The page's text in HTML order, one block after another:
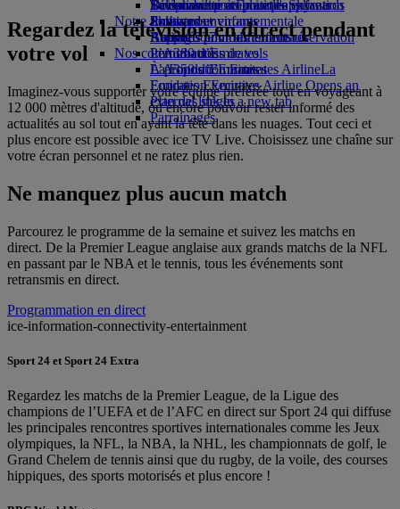
Boissons
Notre flotte
Boeing 777
L’A380 d’Emirates
L’A350 d’Emirates
Emirates Executive
Plan des sièges
Divertissements pour les enfants
Jouets pour enfants
Activités pour les enfants
La durabilité en pratique
Politique environnementale
Rapports environnementaux
Nos communautés
La Fondation Emirates AirlineLa
Fondation Emirates Airline Opens an
external link in a new tab
Parrainages
Se connecter à Emirates Skywards
Skywards+
Téléphone portable et l'application
Emirates
Annuler ou modifier une réservation
Perturbations de vols
À propos d’Emirates
Regardez la télévision en direct pendant
votre vol
Imaginez-vous supporter votre équipe préférée tout en voyageant à
12 000 mètres d'altitude, ou encore pouvoir rester informé des
actualités au sol tout en ayant la tête dans les nuages. Tout ceci et
plus encore est possible avec ice TV Live. Choisissez une chaîne sur
votre écran personnel et ne ratez plus rien.
Ne manquez plus aucun match
Parcourez le programme de la semaine et suivez les matchs en
direct. De la Premier League anglaise aux grands matchs de la NFL
en passant par le NBA et le tennis, tous les événements sont
retransmis en direct.
Programmation en direct
ice-information-connectivity-entertainment
Sport 24 et Sport 24 Extra
Regardez les matchs de la Premier League, de la Ligue des
champions de l’UEFA et de l’AFC en direct sur Sport 24 qui diffuse
les principales rencontres sportives internationales comme les Jeux
olympiques, la NFL, la NBA, la NHL, les championnats de golf, le
Grand Chelem de tennis ainsi que du rugby, de la voile, des courses
hippiques, des sports motorisés et plus encore !